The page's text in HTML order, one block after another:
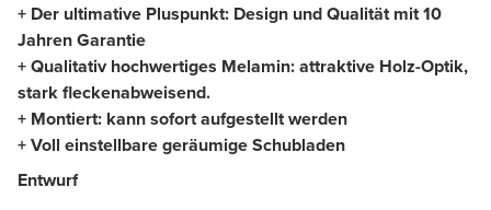
+ Der ultimative Pluspunkt: Design und Qualität mit 10
Jahren Garantie
+ Qualitativ hochwertiges Melamin: attraktive Holz-Optik,
stark fleckenabweisend.
+ Montiert: kann sofort aufgestellt werden
+ Voll einstellbare geräumige Schubladen
Entwurf